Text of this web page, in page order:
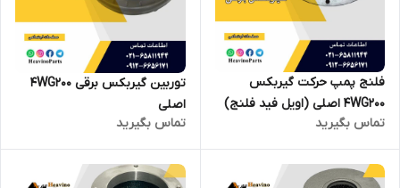
فلنج پمپ حرکت گیربکس
4WG200 اصلی (اویل فید فلنج)
تماس بگیرید
توربین گیربکس برقی 4WG200
اصلی
تماس بگیرید